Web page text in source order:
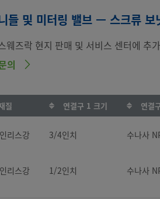
들 및 미터링 밸브 — 스크류
웨즈락 현지 판매 및 서비스 센터에 추
의
질 연결구 1 크기 연결
리스강 3/4인치 수나사
리스강 1/2인치 수나사